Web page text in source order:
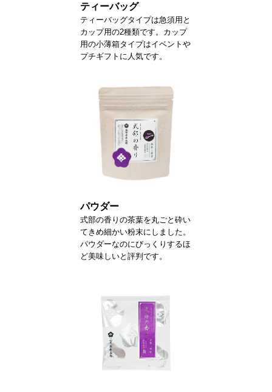
ティーバッグ
ティーバッグタイプは急須用と
カップ用の2種類です。カップ
用の小薄箱タイプはイベントや
プチギフトに人気です。
パウダー
式部の香りの茶葉を丸ごと砕い
てきめ細かい粉末にしました。
パウダーなのにびっくりするほ
ど美味しいと評判です。